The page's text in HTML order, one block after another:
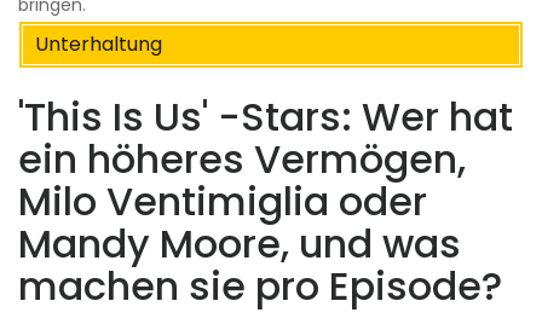
bringen.
Unterhaltung
'This Is Us' -Stars: Wer hat
ein höheres Vermögen,
Milo Ventimiglia oder
Mandy Moore, und was
machen sie pro Episode?